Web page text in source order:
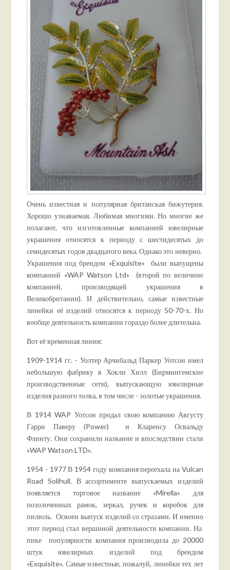
Очень известная и популярная британская бижутерия.
Хорошо узнаваемая. Любимая многими. Но многие же
полагают, что изготовленные компанией ювелирные
украшения относятся к периоду с шестидесятых до
семидесятых годов двадцатого века. Однако это неверно.
Украшения под брендом «Exquisite» были выпущены
компанией «WAP Watson Ltd» (второй по величине
компанией, производящей украшения в
Великобритании). И действительно, самые известные
линейки её изделий относятся к периоду 50-70-х. Но
вообще деятельность компании гораздо более длительна.
Вот её временная линия:
1909-1914 гг. - Уолтер Арчибальд Паркер Уотсон имел
небольшую фабрику в Хокли Хилл (Бирмингемские
производственные сети), выпускающую ювелирные
изделия разного толка, в том числе - золотые украшения.
В 1914 WAP Уотсон продал свою компанию Августу
Гарри Паверу (Power) и Кларенсу Освальду
Флинту. Они сохранили название и впоследствии стали
«WAP Watson LTD».
1954 - 1977 В 1954 году компания переехала на Vulcan
Road Solihull. В ассортименте выпускаемых изделий
появляется торговое название «Mirella» для
позолоченных рамок, зеркал, ручек и коробок для
пилюль. Освоен выпуск изделий со стразами. И именно
этот период стал вершиной деятельности компании. На
пике популярности компания производила до 20000
штук ювелирных изделий под брендом
«Exquisite». Самые известные, пожалуй, линейки тех лет